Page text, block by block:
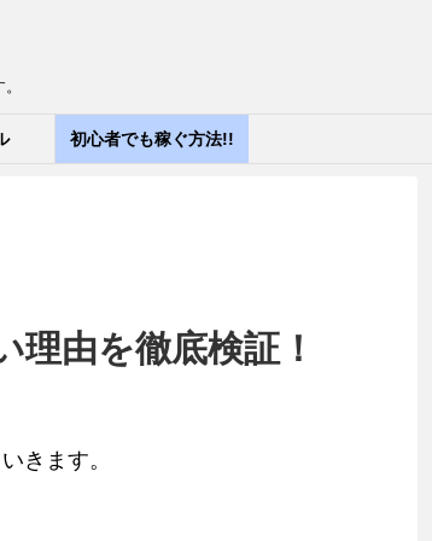
初心者でも稼ぐ方法!!
由を徹底検証！
きます。